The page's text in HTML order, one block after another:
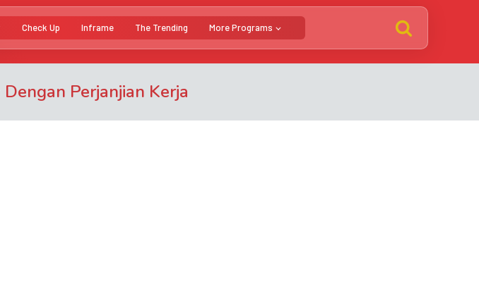
Check Up Inframe The Trending More Programs
Perjanjian Kerja